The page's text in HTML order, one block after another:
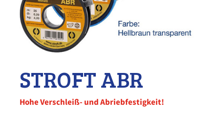
STROFT ABR
Hohe Verschleiß- und Abriebfestigkeit!